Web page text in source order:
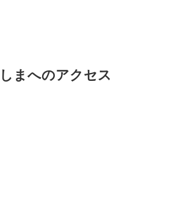
まへのアクセス